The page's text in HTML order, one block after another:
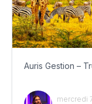
Auris Gestion –
mercredi